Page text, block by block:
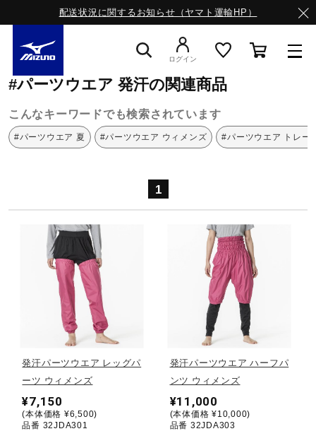
配送状況に関するお知らせ（ヤマト運輸HP）
ライフスタイルウエア
サッカー／フットサル
トレーニング
野球
ゴルフ
ログイン
ミズノ公式オンライン
#パーツウエア 発汗の関連商品
こんなキーワードでも検索されています
#パーツウエア 夏 #パーツウエア ウィメンズ #パーツウエア トレー
1
発汗パーツウエア レッグパ
ーツ ウィメンズ
¥7,150
(本体価格 ¥6,500)
品番 32JDA301
発汗パーツウエア ハーフパ
ンツ ウィメンズ
¥11,000
(本体価格 ¥10,000)
品番 32JDA303